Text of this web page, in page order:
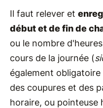
Il faut relever et
début et de fin de
ou le nombre
cours de la journée (
également
des coupures et des
horaire, ou pointeuse